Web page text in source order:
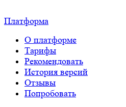
Платформа
О платформе
Тарифы
Рекомендовать
История версий
Отзывы
Попробовать